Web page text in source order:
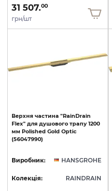
31 507.00
грн/шт
Верхня частина "RainDrain
Flex" для душового трапу 1200
мм Polished Gold Optic
(56047990)
Виробник: HANSGROHE
Колекція: RAINDRAIN